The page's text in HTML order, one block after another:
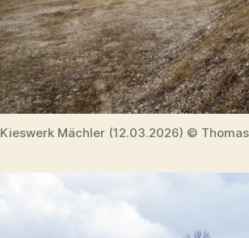
Kieswerk Mächler (12.03.2026) ©